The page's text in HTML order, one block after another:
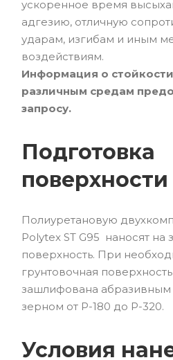
ускоренное время
адгезию, отличную
ударам, изгибам и иным
воздействиям.
Информация о
различным средам
запросу.
Подготовка
поверхности
Полиуретановую
Polytex ST G95 наносят на
поверхность. При
грунтовочная
зашлифована абразивным
зерном от Р-180 до Р-320.
Условия